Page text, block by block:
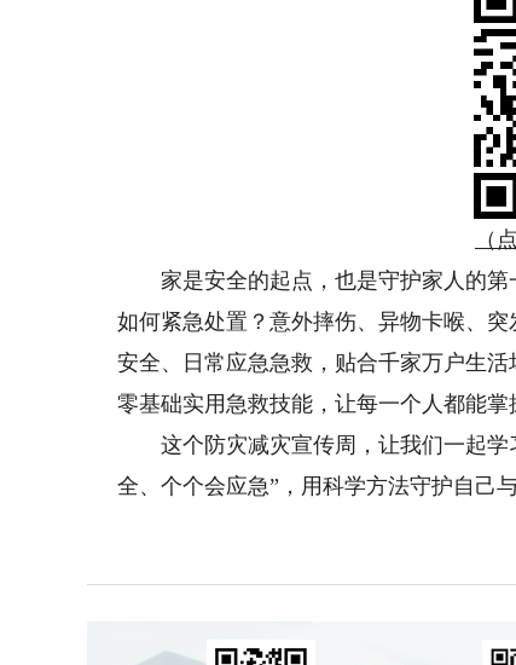
（
家是安全的起点，也是守护家人的第
如何紧急处置？意外摔伤、异物卡喉、
安全、日常应急急救，贴合千家万户生
零基础实用急救技能，让每一个人都能掌
这个防灾减灾宣传周，让我们一起学
全、个个会应急”，用科学方法守护自己